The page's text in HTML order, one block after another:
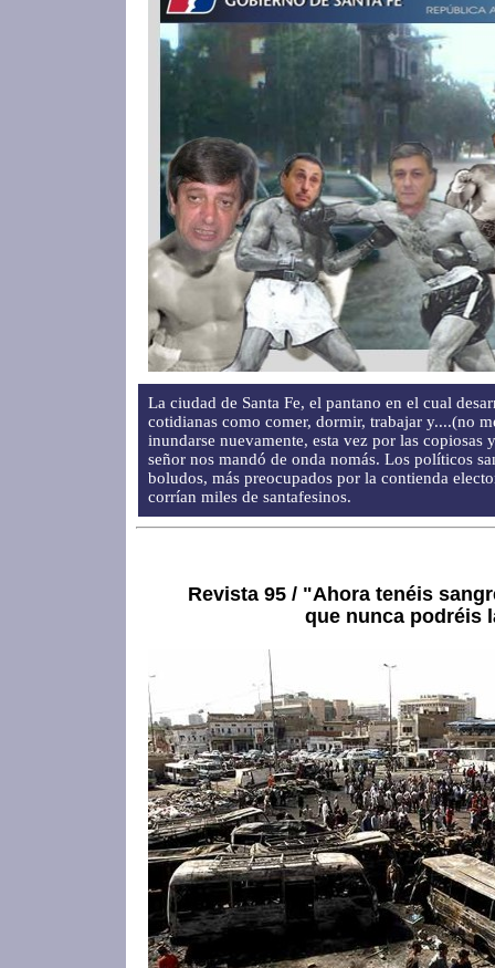
La ciudad de Santa Fe, el pantano en el cual
cotidianas como comer, dormir, trabajar y....(no
inundarse nuevamente, esta vez por las copiosas
señor nos mandó de onda nomás. Los políticos
boludos, más preocupados por la contienda
corrían miles de santafesinos.
Revista 95 / "Ahora tenéis
que nunca podréis